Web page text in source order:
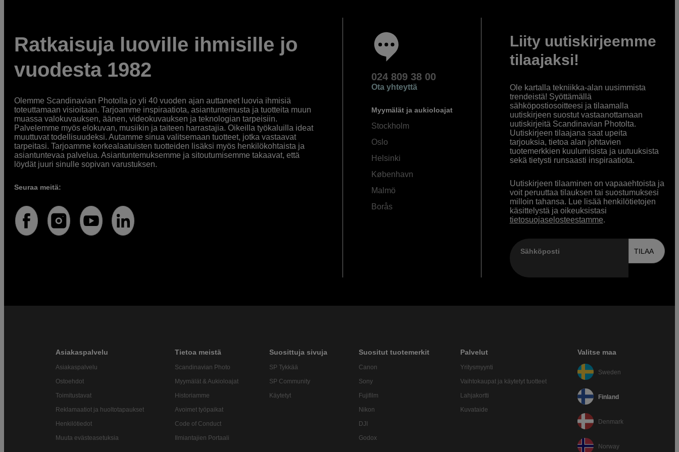
Ratkaisuja luoville ihmisille jo
vuodesta 1982
Olemme Scandinavian Photolla jo yli 40 vuoden ajan auttaneet luovia ihmisiä
toteuttamaan visioitaan. Tarjoamme inspiraatiota, asiantuntemusta ja tuotteita muun
muassa valokuvauksen, äänen, videokuvauksen ja teknologian tarpeisiin.
Palvelemme myös elokuvan, musiikin ja taiteen harrastajia. Oikeilla työkaluilla ideat
muuttuvat todellisuudeksi. Autamme sinua valitsemaan tuotteet, jotka vastaavat
tarpeitasi. Tarjoamme korkealaatuisten tuotteiden lisäksi myös henkilökohtaista ja
asiantuntevaa palvelua. Asiantuntemuksemme ja sitoutumisemme takaavat, että
löydät juuri sinulle sopivan varustuksen.
Seuraa meitä:
024 809 38 00
Ota yhteyttä
Myymälät ja aukioloajat
Stockholm
Oslo
Helsinki
København
Malmö
Borås
Liity uutiskirjeemme
tilaajaksi!
Ole kartalla tekniikka-alan uusimmista
trendeistä! Syöttämällä
sähköpostiosoitteesi ja tilaamalla
uutiskirjeen suostut vastaanottamaan
uutiskirjeitä Scandinavian Photolta.
Uutiskirjeen tilaajana saat upeita
tarjouksia, tietoa alan johtavien
tuotemerkkien kuulumisista ja uutuuksista
sekä tietysti runsaasti inspiraatiota.
Uutiskirjeen tilaaminen on vapaaehtoista ja
voit peruuttaa tilauksen tai suostumuksesi
milloin tahansa. Lue lisää henkilötietojen
käsittelystä ja oikeuksistasi
tietosuojaselosteestamme.
Sähköposti TILAA
Asiakaspalvelu
Asiakaspalvelu
Ostoehdot
Toimitustavat
Reklamaatiot ja huoltotapaukset
Henkilötiedot
Muuta evästeasetuksia
Tietoa meistä
Scandinavian Photo
Myymälät & Aukioloajat
Historiamme
Avoimet työpaikat
Code of Conduct
Ilmiantajien Portaali
Suosittuja sivuja
SP Tykkää
SP Community
Käytetyt
Suositut tuotemerkit
Canon
Sony
Fujifilm
Nikon
DJI
Godox
Palvelut
Yritysmyynti
Vaihtokaupat ja käytetyt tuotteet
Lahjakortti
Kuvataide
Valitse maa
Sweden
Finland
Denmark
Norway